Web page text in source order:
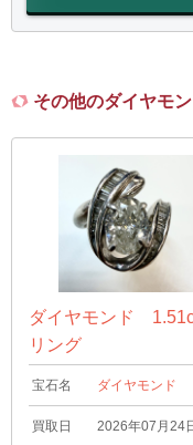
その他のダイヤモ
ダイヤモンド
リング
宝石名 ダイヤモンド
買取日 2026年07月24